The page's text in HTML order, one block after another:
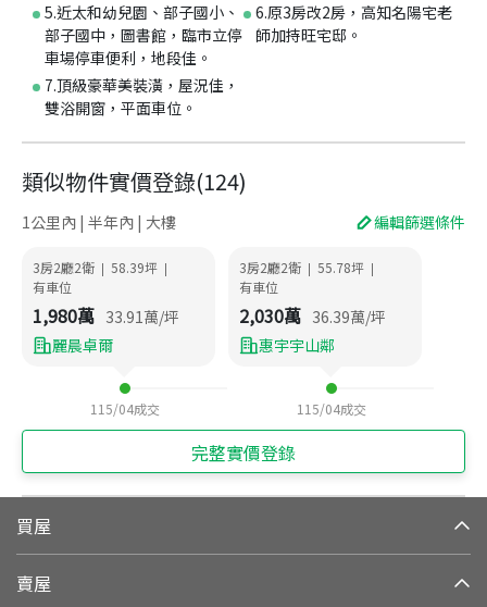
5.近太和幼兒園、部子國小、
部子國中，圖書館，臨市立停
車場停車便利，地段佳。
6.原3房改2房，高知名陽宅老
師加持旺宅邸。
7.頂級豪華美裝潢，屋況佳，
雙浴開窗，平面車位。
類似物件實價登錄(124)
1公里內 | 半年內 | 大樓 編輯篩選條件
3房2廳2衛 | 58.39坪 |
有車位
1,980萬 33.91萬/坪
麗晨卓爾
115/04成交
3房2廳2衛 | 55.78坪 |
有車位
2,030萬 36.39萬/坪
惠宇宇山鄰
115/04成交
完整實價登錄
買屋
賣屋